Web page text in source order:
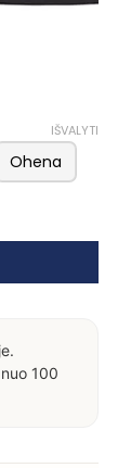
Ohena
IŠVALYTI
100